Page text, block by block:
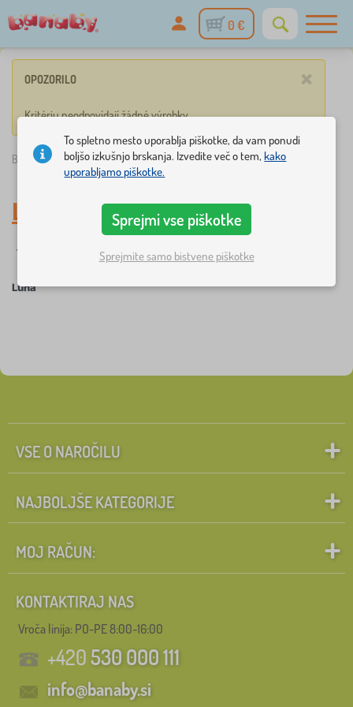
0 €
×
OPOZORILO
Kritériu neodpovídají žádné výrobky.
Banaby.si »Luna
Luna
filtracija Pravljični likovi
FILTRIRANJE
Luna
VSE O NAROČILU
NAJBOLJŠE KATEGORIJE
MOJ RAČUN:
KONTAKTIRAJ NAS
Vroča linija: PO-PE 8:00-16:00
+420530 000 111
info@banaby.si
To spletno mesto uporablja piškotke, da vam ponudi
boljšo izkušnjo brskanja. Izvedite več o tem,kako
uporabljamo piškotke.
Sprejmi vse piškotke
Sprejmite samo bistvene piškotke